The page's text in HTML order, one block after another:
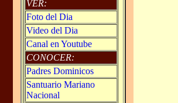
VER:
Foto del Dia
Video del Dia
Canal en Youtube
CONOCER:
Padres Dominicos
Santuario Mariano
Nacional